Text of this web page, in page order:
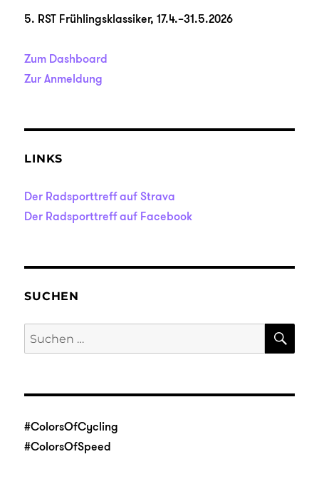
5. RST Frühlingsklassiker, 17.4.–31.5.2026
Zum Dashboard
Zur Anmeldung
LINKS
Der Radsporttreff auf Strava
Der Radsporttreff auf Facebook
SUCHEN
Suche
nach:
#ColorsOfCycling
#ColorsOfSpeed